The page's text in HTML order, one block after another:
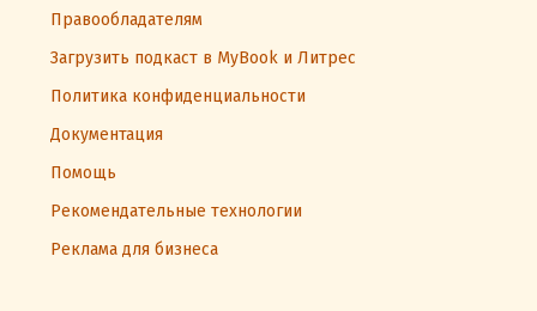
Правообладателям
Загрузить подкаст в MyBook и Литрес
Политика конфиденциальности
Документация
Помощь
Рекомендательные технологии
Реклама для бизнеса